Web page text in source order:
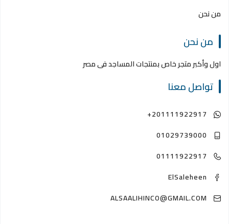
من نحن
من نحن
اول وأكبر متجر خاص بمنتجات المساجد فى مصر
تواصل معنا
+201111922917
01029739000
01111922917
ElSaleheen
ALSAALIHINCO@GMAIL.COM